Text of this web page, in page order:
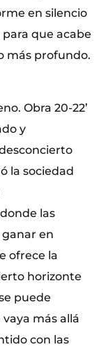
en silencio
que acabe
más profundo.
Obra 20-22’
y
la sociedad
las
en
ofrece la
horizonte
puede
más allá
con las